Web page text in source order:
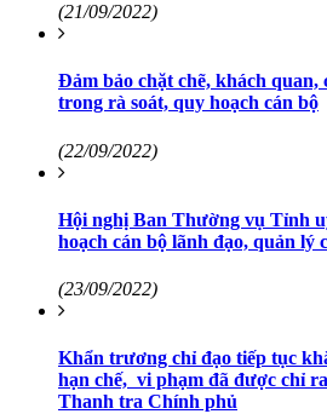
(21/09/2022)
Đảm bảo chặt chẽ, khách quan,
trong rà soát, quy hoạch cán bộ
(22/09/2022)
Hội nghị Ban Thường vụ Tỉnh
hoạch cán bộ lãnh đạo, quản lý
(23/09/2022)
Khẩn trương chỉ đạo tiếp tục
hạn chế, vi phạm đã được chỉ
Thanh tra Chính phủ